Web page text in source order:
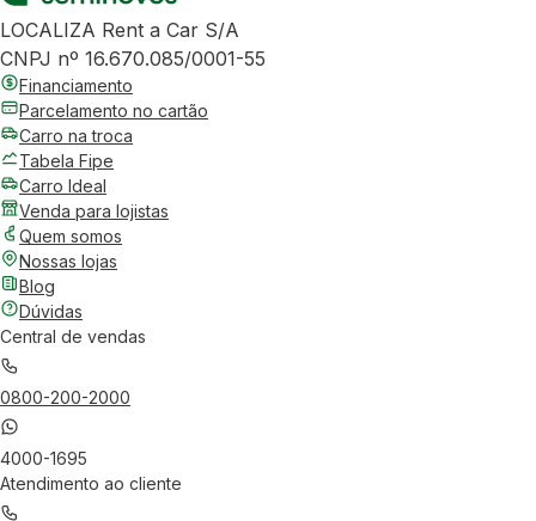
LOCALIZA Rent a Car S/A
CNPJ nº 16.670.085/0001-55
Financiamento
Parcelamento no cartão
Carro na troca
Tabela Fipe
Carro Ideal
Venda para lojistas
Quem somos
Nossas lojas
Blog
Dúvidas
Central de vendas
0800-200-2000
4000-1695
Atendimento ao cliente